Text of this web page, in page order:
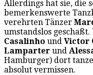
Allerdings hat sie, die
bemerkenswerte
verehrten Tänzer
umstandslos
Casalinho und Victor
Lamparter und
Hamburger) dort
absolut vermissen.